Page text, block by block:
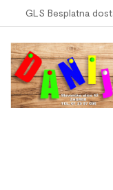
GLS Besplatna